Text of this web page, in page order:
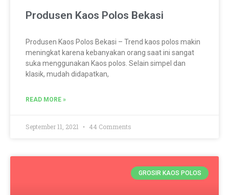
Produsen Kaos Polos Bekasi
Produsen Kaos Polos Bekasi – Trend kaos polos makin
meningkat karena kebanyakan orang saat ini sangat
suka menggunakan Kaos polos. Selain simpel dan
klasik, mudah didapatkan,
READ MORE »
September 11, 2021 44 Comments
GROSIR KAOS POLOS